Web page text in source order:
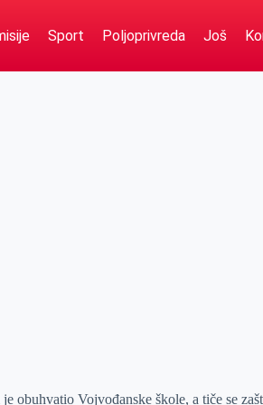
Sport Poljoprivreda Još
Vojvođanske škole, a tiče se